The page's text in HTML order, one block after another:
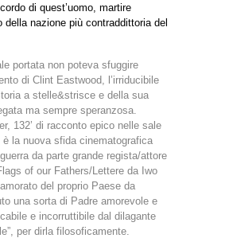
di quest’uomo, martire
della nazione più contraddittoria del
portata non poteva sfuggire
di Clint Eastwood, l’irriducibile
a stelle&strisce e della sua
ma sempre speranzosa.
132’ di racconto epico nelle sale
è la nuova sfida cinematografica
da parte grande regista/attore
of our Fathers/Lettere da Iwo
del proprio Paese da
una sorta di Padre amorevole e
e incorruttibile dal dilagante
per dirla filosoficamente.